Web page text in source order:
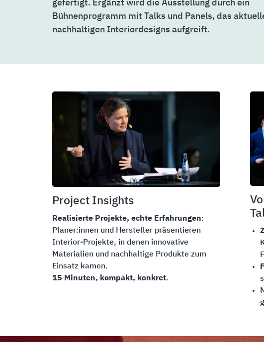
gefertigt. Ergänzt wird die Ausstellung durch ein
Bühnenprogramm mit Talks und Panels, das
nachhaltigen Interiordesigns aufgreift.
Project Insights
Realisierte Projekte, echte Erfahrungen:
Planer:innen und Hersteller präsentieren
Interior-Projekte, in denen innovative
Materialien und nachhaltige Produkte zum
Einsatz kamen.
15 Minuten, kompakt, konkret.